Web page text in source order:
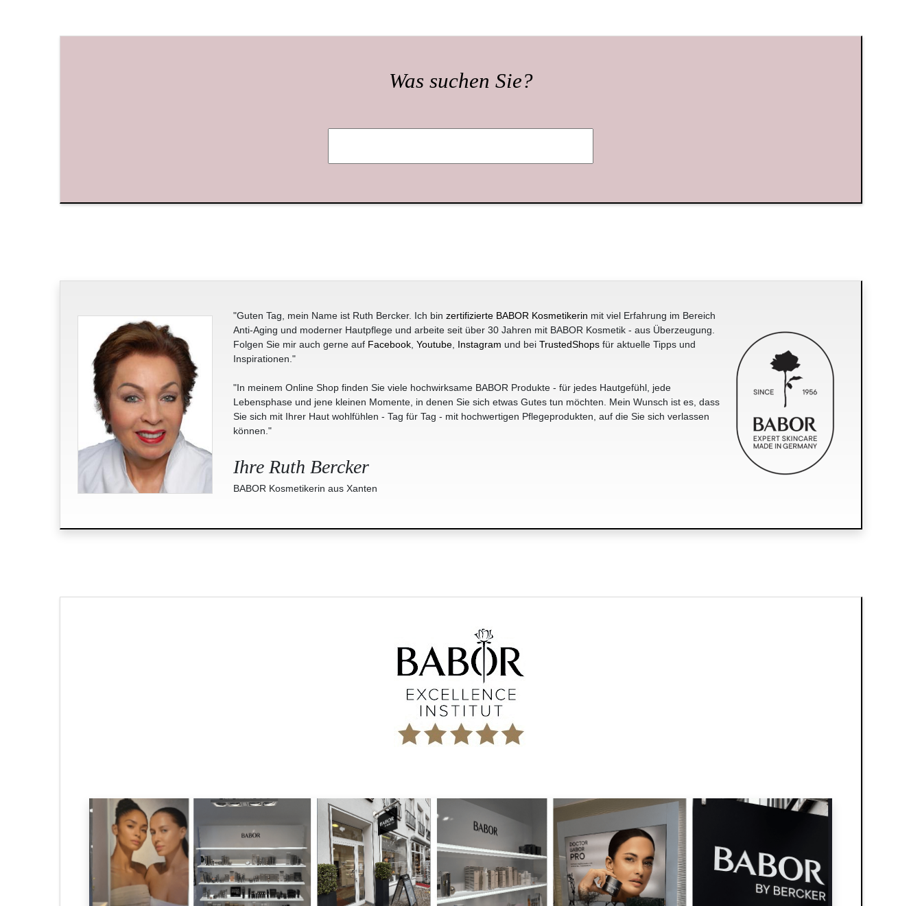
Was suchen Sie?
"Guten Tag, mein Name ist Ruth Bercker. Ich bin zertifizierte BABOR Kosmetikerin mit viel Erfahrung im Bereich
Anti-Aging und moderner Hautpflege und arbeite seit über 30 Jahren mit BABOR Kosmetik - aus Überzeugung.
Folgen Sie mir auch gerne auf Facebook, Youtube, Instagram und bei TrustedShopsfür aktuelle Tipps und
Inspirationen."
"In meinem Online Shop finden Sie viele hochwirksame BABOR Produkte - für jedes Hautgefühl, jede
Lebensphase und jene kleinen Momente, in denen Sie sich etwas Gutes tun möchten. Mein Wunsch ist es, dass
Sie sich mit Ihrer Haut wohlfühlen - Tag für Tag - mit hochwertigen Pflegeprodukten, auf die Sie sich verlassen
können."
Ihre Ruth Bercker
BABOR Kosmetikerin aus Xanten